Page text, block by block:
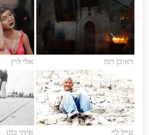
ראובן רמז אלי לוין
אייל לוי איתי כהן